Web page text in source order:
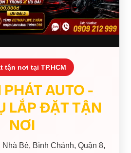
tận nơi tại TP.HCM
AUTO -
LẮP ĐẶT TẬN
NƠI
Nhà Bè, Bình Chánh, Quận 8,